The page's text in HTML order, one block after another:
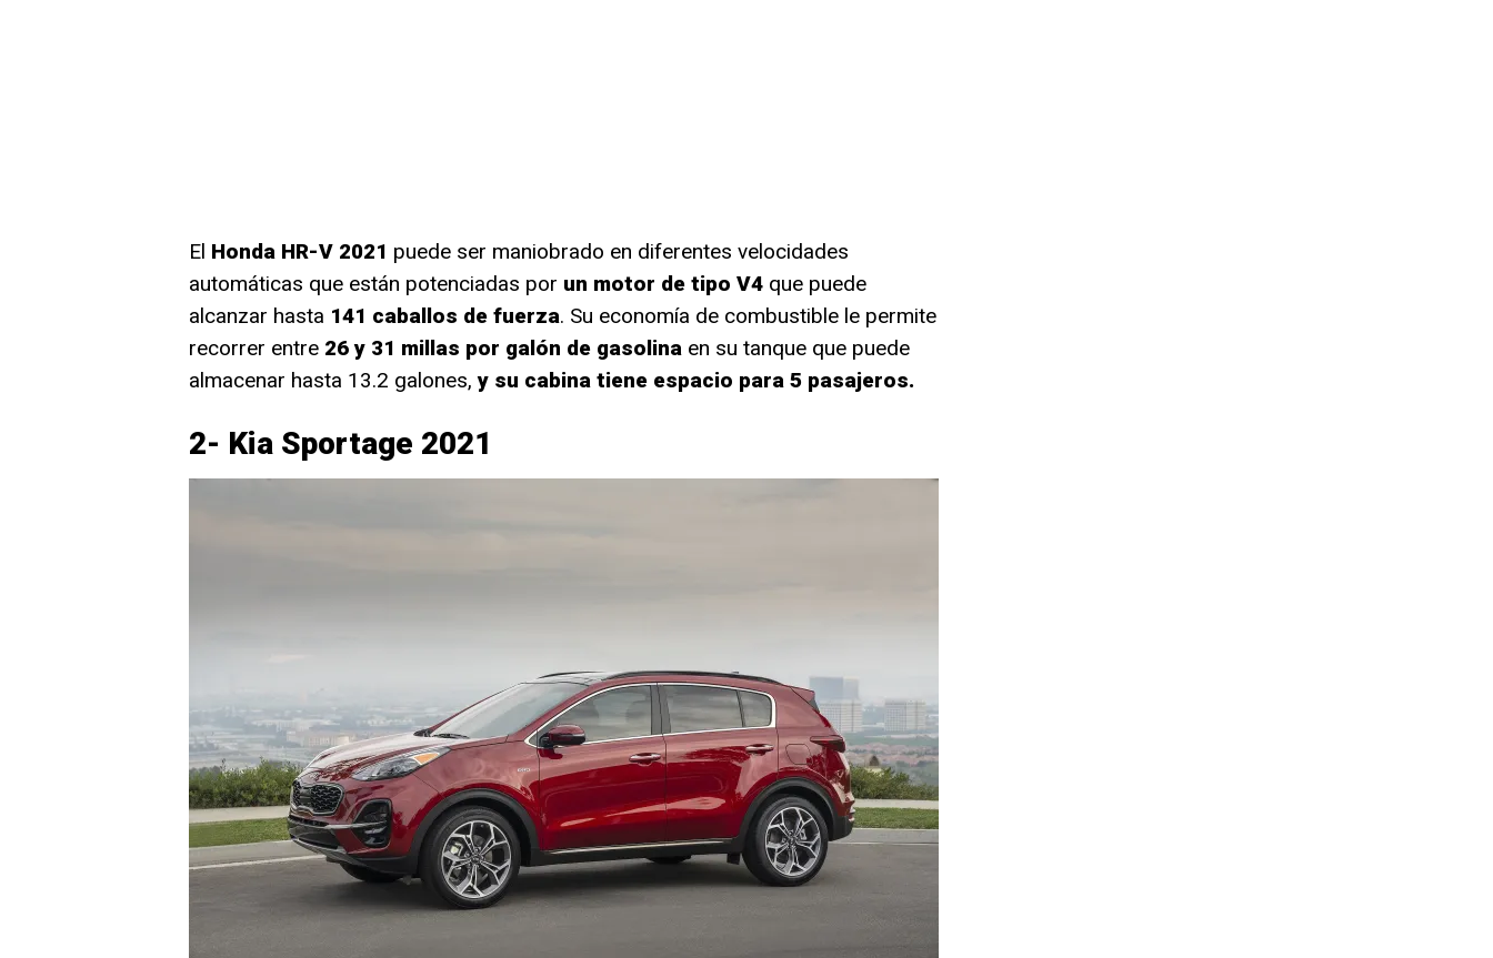
El Honda HR-V 2021 puede ser maniobrado en diferentes velocidades
automáticas que están potenciadas por un motor de tipo V4que puede
alcanzar hasta 141 caballos de fuerza. Su economía de combustible le permite
recorrer entre 26 y 31 millas por galón de gasolina en su tanque que puede
almacenar hasta 13.2 galones,y su cabina tiene espacio para 5 pasajeros.
2- Kia Sportage 2021